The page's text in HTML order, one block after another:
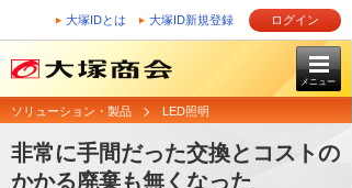
大塚IDとは 大塚ID新規登録 ログイン
メニュー
ソリューション・製品 LED照明
非常に手間だった交換とコストの
かかる廃棄も無くなった